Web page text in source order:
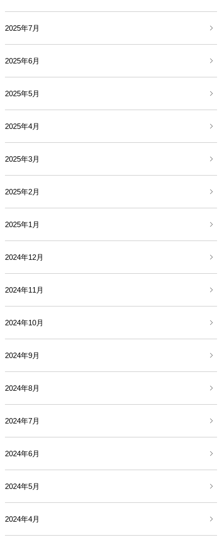
2025年7月
2025年6月
2025年5月
2025年4月
2025年3月
2025年2月
2025年1月
2024年12月
2024年11月
2024年10月
2024年9月
2024年8月
2024年7月
2024年6月
2024年5月
2024年4月